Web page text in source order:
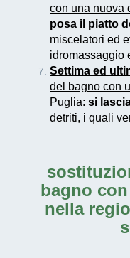
con una nuova
posa il piatto
miscelatori ed
idromassaggio
Settima ed
del bagno con
Puglia: si
detriti, i quali
bagno
nella